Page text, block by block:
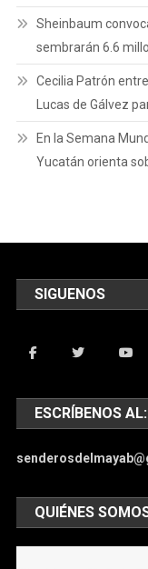
Sheinbaum
sembrarán 6.6
Cecilia Patrón
Lucas de Gálvez
En la Semana
Yucatán orienta
SIGUENOS
ESCRÍBENOS AL:
QUIÉNES